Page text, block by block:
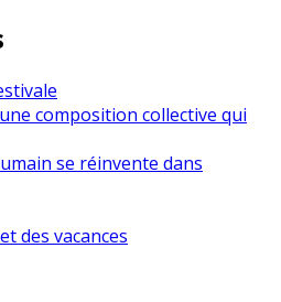
composition collective qui
se réinvente dans
des vacances